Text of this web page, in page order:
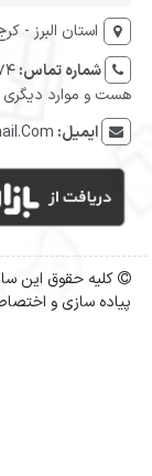
استان البرز -
شماره تماس:
هست و موارد
ایمیل:
کلیه حقوق این
پیاده سازی و